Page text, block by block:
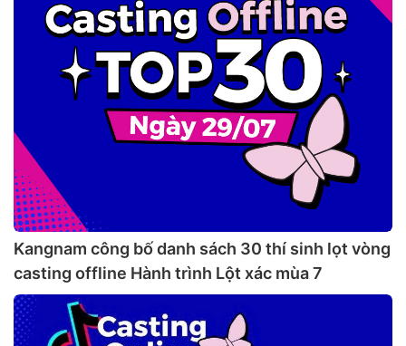
Kangnam công bố danh sách 30 thí sinh lọt vòng
casting offline Hành trình Lột xác mùa 7